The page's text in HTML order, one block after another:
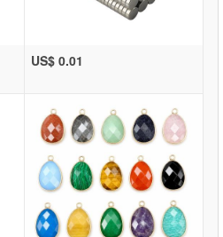
US$ 0.01